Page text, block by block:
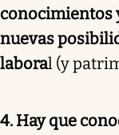
conocimientos
nuevas
laboral (y
4. Hay que